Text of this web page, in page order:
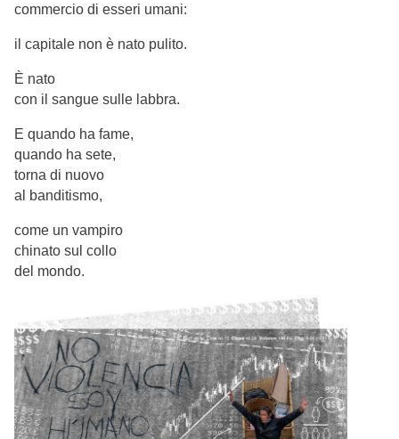
commercio di esseri umani:
il capitale non è nato pulito.
È nato
con il sangue sulle labbra.
E quando ha fame,
quando ha sete,
torna di nuovo
al banditismo,
come un vampiro
chinato sul collo
del mondo.